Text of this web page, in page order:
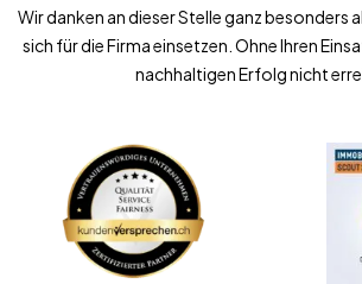
Wir danken an dieser Stelle ganz besonders
sich für die Firma einsetzen. Ohne Ihren
nachhaltigen Erfolg nicht